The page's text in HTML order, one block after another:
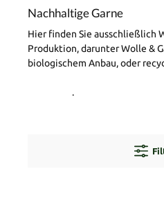
Nachhaltige Garne
Hier finden Sie ausschließlich
Produktion, darunter Wolle &
biologischem Anbau, oder
.